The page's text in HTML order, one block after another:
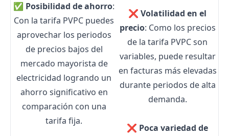
✅ Posibilidad de ahorro:
Con la tarifa PVPC puedes
aprovechar los periodos
de precios bajos del
mercado mayorista de
electricidad logrando un
ahorro significativo en
comparación con una
tarifa fija.
❌ Volatilidad en el
precio: Como los precios
de la tarifa PVPC son
variables, puede resultar
en facturas más elevadas
durante periodos de alta
demanda.
❌ Poca variedad de